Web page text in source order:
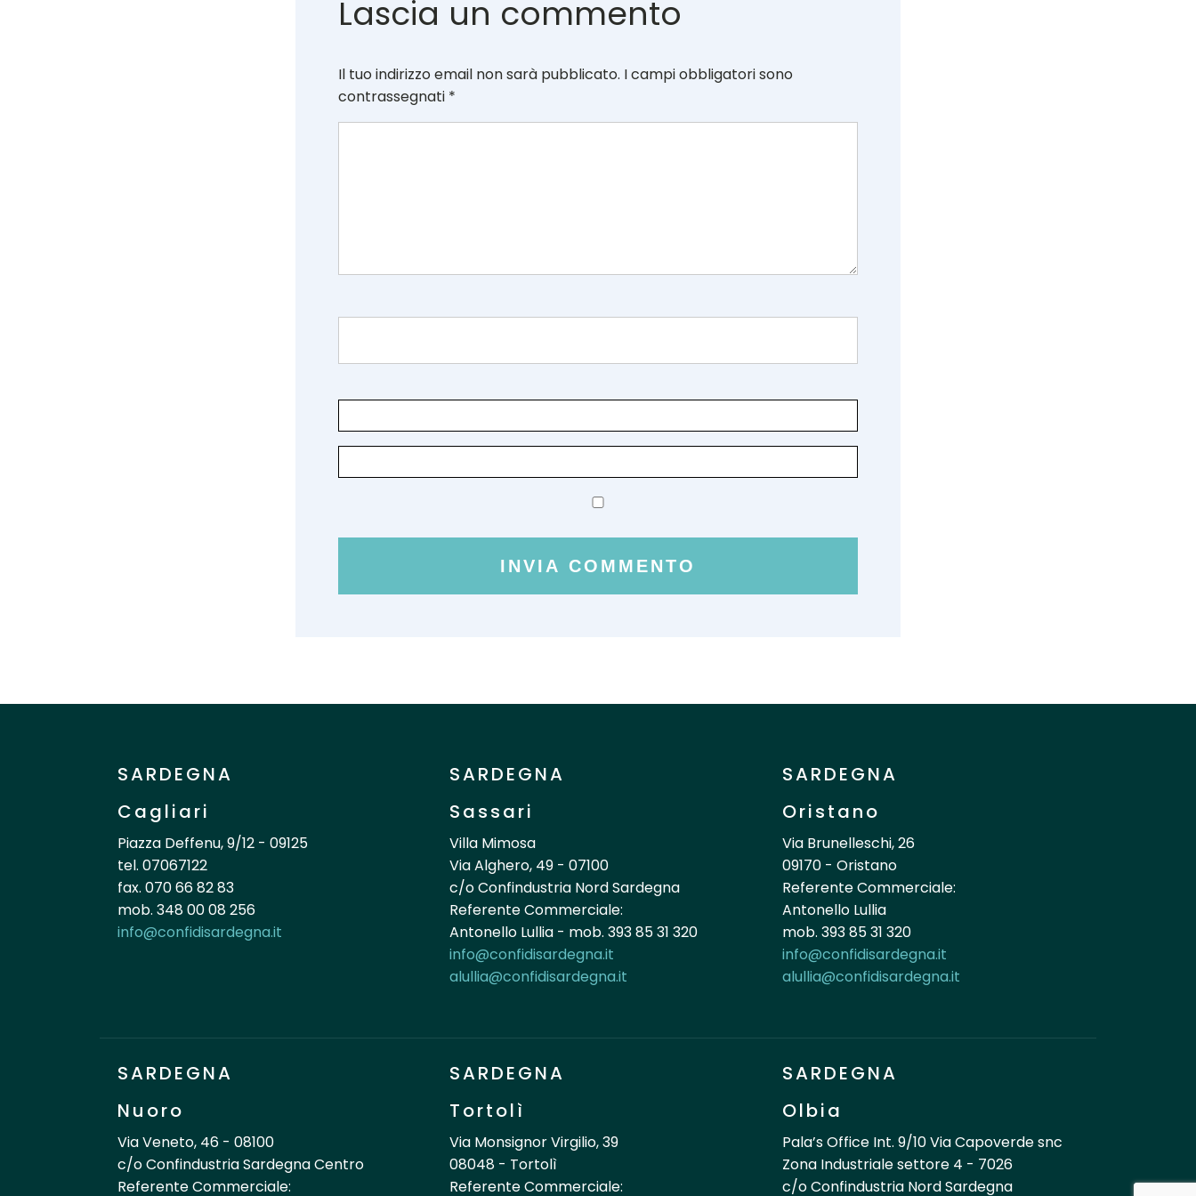
Lascia un commento
Il tuo indirizzo email non sarà pubblicato. I campi obbligatori sono
contrassegnati *
SARDEGNA
Cagliari
Piazza Deffenu, 9/12 - 09125
tel. 07067122
fax. 070 66 82 83
mob. 348 00 08 256
info@confidisardegna.it
SARDEGNA
Sassari
Villa Mimosa
Via Alghero, 49 - 07100
c/o Confindustria Nord Sardegna
Referente Commerciale:
Antonello Lullia - mob. 393 85 31 320
info@confidisardegna.it
alullia@confidisardegna.it
SARDEGNA
Oristano
Via Brunelleschi, 26
09170 - Oristano
Referente Commerciale:
Antonello Lullia
mob. 393 85 31 320
info@confidisardegna.it
alullia@confidisardegna.it
SARDEGNA
Nuoro
Via Veneto, 46 - 08100
c/o Confindustria Sardegna Centro
Referente Commerciale:
SARDEGNA
Tortolì
Via Monsignor Virgilio, 39
08048 - Tortolì
Referente Commerciale:
SARDEGNA
Olbia
Pala’s Office Int. 9/10 Via Capoverde snc
Zona Industriale settore 4 - 7026
c/o Confindustria Nord Sardegna